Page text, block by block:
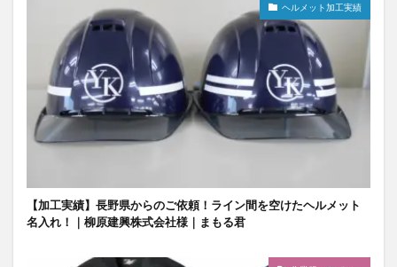
ヘルメット加工実績
【加工実績】長野県からのご依頼！ライン間を空けたヘルメット
名入れ！｜柳原建興株式会社様｜まもる君